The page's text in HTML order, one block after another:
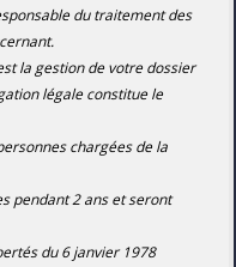
du traitement des
la gestion de votre dossier
légale constitue le
chargées de la
pendant 2 ans et seront
du 6 janvier 1978